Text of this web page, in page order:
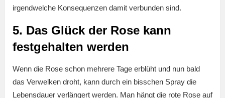
irgendwelche Konsequenzen damit verbunden sind.
5. Das Glück der Rose kann
festgehalten werden
Wenn die Rose schon mehrere Tage erblüht und nun bald
das Verwelken droht, kann durch ein bisschen Spray die
Lebensdauer verlängert werden. Man hängt die rote Rose auf